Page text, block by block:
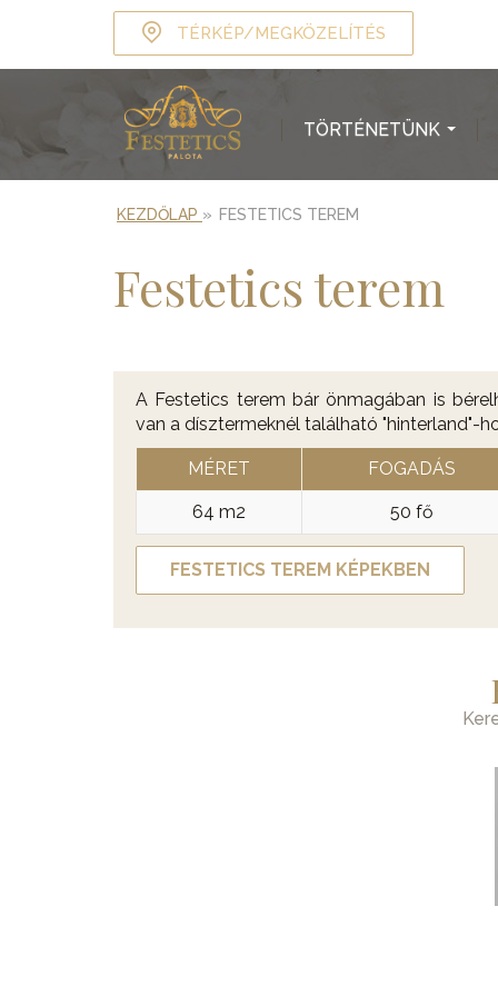
TÉRKÉP/MEGKÖZELÍTÉS
TÖRTÉNETÜNK
KEZDŐLAP » FESTETICS TEREM
Festetics terem
A Festetics terem bár önmagában is
van a dísztermeknél található "hinterland"-
MÉRET FOGADÁS
64 m2 50 fő
FESTETICS TEREM KÉPEKBEN